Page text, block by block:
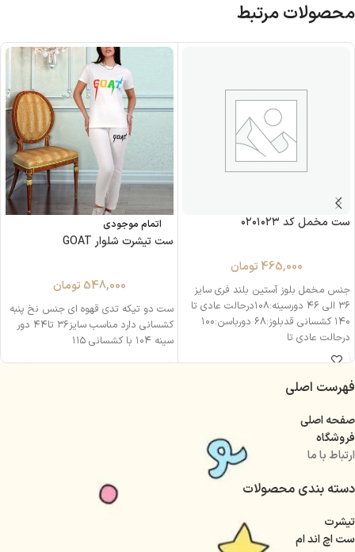
محصولات مرتبط
ست مخمل کد ۰۲۰۱۰۲۳
465,000 تومان
جنس مخمل بلوز آستین بلند فری سایز
۳۶ الی ۴۶ دورسینه:۱۰۸درحالت عادی تا
۱۴۰ کشسانی قدبلوز:۶۸ دورباسن:۱۰۰
درحالت عادی تا
اتمام موجودی
ست تیشرت شلوار GOAT
548,000 تومان
ست دو تیکه تدی قهوه ای جنس نخ پنبه
کشسانی دارد مناسب سایز۳۶ تا۴۴ دور
سینه ۱۰۴ با کشسانی ۱۱۵
فهرست اصلی
صفحه اصلی
فروشگاه
ارتباط با ما
دسته بندی محصولات
تیشرت
ست اچ اند ام